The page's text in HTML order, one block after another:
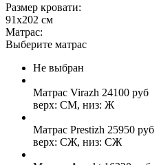
Размер кровати:
91x202 см
Матрас:
Выберите матрас
Не выбран
Матрас Virazh 24100 руб
верх: СМ, низ: Ж
Матрас Prestizh 25950 руб
верх: СЖ, низ: СЖ